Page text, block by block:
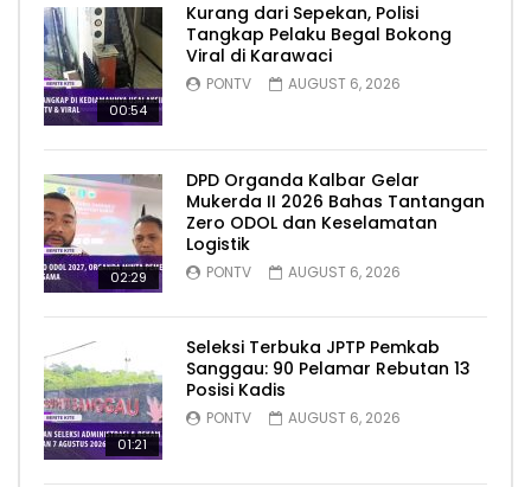
00:54
Kurang dari Sepekan, Polisi
Tangkap Pelaku Begal Bokong
Viral di Karawaci
PONTV AUGUST 6, 2026
02:29
DPD Organda Kalbar Gelar
Mukerda II 2026 Bahas Tantangan
Zero ODOL dan Keselamatan
Logistik
PONTV AUGUST 6, 2026
01:21
Seleksi Terbuka JPTP Pemkab
Sanggau: 90 Pelamar Rebutan 13
Posisi Kadis
PONTV AUGUST 6, 2026